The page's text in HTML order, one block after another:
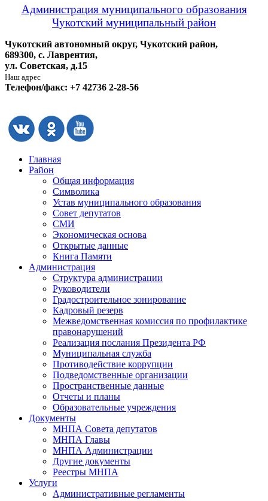
Администрация муниципального образования
Чукотский муниципальный район
Чукотский автономный округ, Чукотский район,
689300, с. Лаврентия,
ул. Советская, д.15
Наш адрес
Телефон/факс: +7 42736 2-28-56
Главная
Район
Общая информация
Символика
Устав муниципального образования
Совет депутатов
СМИ
Экономическая основа
Открытые данные
Книга Памяти
Администрация
Структура администрации
Руководители
Градостроительное зонирование
Кадровый резерв
Межведомственная комиссия по профилактике
правонарушений
Реализация послания Президента РФ
Муниципальная служба
Противодействие коррупции
Подведомственные организации
Пространственные данные
Отчеты и планы
Образовательные учреждения
Документы
МНПА Совета депутатов
МНПА Главы
МНПА Администрации
Другие документы
Реестры МНПА
Услуги
Административные регламенты